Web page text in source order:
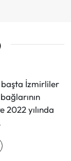
başta İzmirliler
2022 yılında